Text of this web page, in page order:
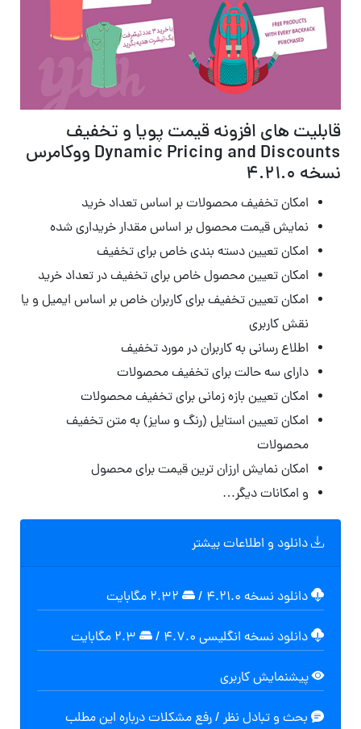
قابلیت های افزونه قیمت پویا و تخفیف
Dynamic Pricing and Discounts ووکامرس
نسخه 4.21.0
امکان تخفیف محصولات بر اساس تعداد خرید
نمایش قیمت محصول بر اساس مقدار خریداری شده
امکان تعیین دسته بندی خاص برای تخفیف
امکان تعیین محصول خاص برای تخفیف در تعداد خرید
امکان تعیین تخفیف برای کاربران خاص بر اساس ایمیل و یا
نقش کاربری
اطلاع رسانی به کاربران در مورد تخفیف
دارای سه حالت برای تخفیف محصولات
امکان تعیین بازه زمانی برای تخفیف محصولات
امکان تعیین استایل (رنگ و سایز) به متن تخفیف
محصولات
امکان نمایش ارزان ترین قیمت برای محصول
و امکانات دیگر…
دانلود و اطلاعات بیشتر
دانلود نسخه ۴.۲۱.۰ /
دانلود نسخه انگلیسی ۴.۷.۰ /
پیشنمایش کاربری
بحث و تبادل نظر / رفع مشکلات درباره این مطلب